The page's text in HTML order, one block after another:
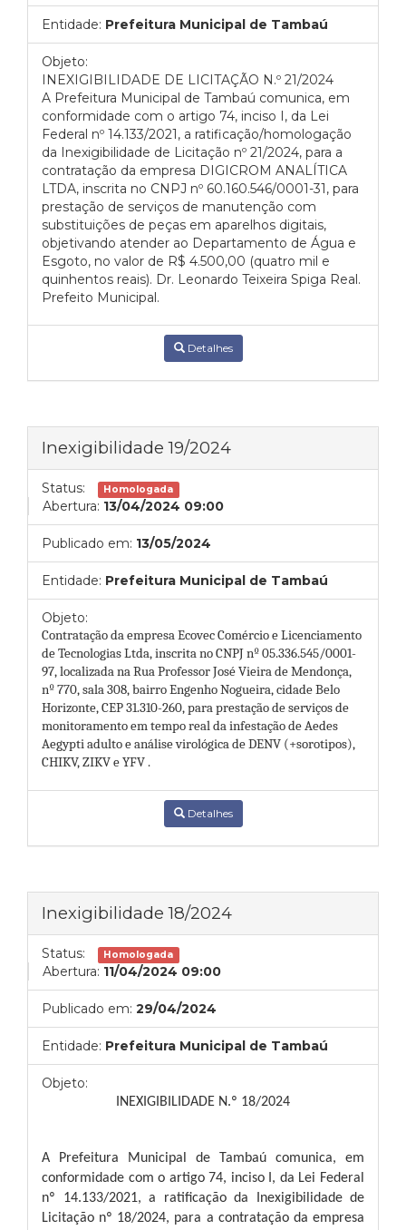
Entidade: Prefeitura Municipal de Tambaú
Objeto:
INEXIGIBILIDADE DE LICITAÇÃO N.º 21/2024
A Prefeitura Municipal de Tambaú comunica, em
conformidade com o artigo 74, inciso I, da Lei
Federal nº 14.133/2021, a ratificação/homologação
da Inexigibilidade de Licitação nº 21/2024, para a
contratação da empresa DIGICROM ANALÍTICA
LTDA, inscrita no CNPJ nº 60.160.546/0001-31, para
prestação de serviços de manutenção com
substituições de peças em aparelhos digitais,
objetivando atender ao Departamento de Água e
Esgoto, no valor de R$ 4.500,00 (quatro mil e
quinhentos reais). Dr. Leonardo Teixeira Spiga Real.
Prefeito Municipal.
Detalhes
Inexigibilidade 19/2024
Status: Homologada
Abertura: 13/04/2024 09:00
Publicado em: 13/05/2024
Entidade: Prefeitura Municipal de Tambaú
Objeto:
Contratação da empresa Ecovec Comércio e Licenciamento
de Tecnologias Ltda, inscrita no CNPJ nº 05.336.545/0001-
97, localizada na Rua Professor José Vieira de Mendonça,
nº 770, sala 308, bairro Engenho Nogueira, cidade Belo
Horizonte, CEP 31.310-260, para prestação de serviços de
monitoramento em tempo real da infestação de Aedes
Aegypti adulto e análise virológica de DENV (+sorotipos),
CHIKV, ZIKV e YFV .
Detalhes
Inexigibilidade 18/2024
Status: Homologada
Abertura: 11/04/2024 09:00
Publicado em: 29/04/2024
Entidade: Prefeitura Municipal de Tambaú
Objeto:
INEXIGIBILIDADE N.º 18/2024
A Prefeitura Municipal de Tambaú comunica, em
conformidade com o artigo 74, inciso I, da Lei Federal
nº 14.133/2021, a ratificação da Inexigibilidade de
Licitação nº 18/2024, para a contratação da empresa